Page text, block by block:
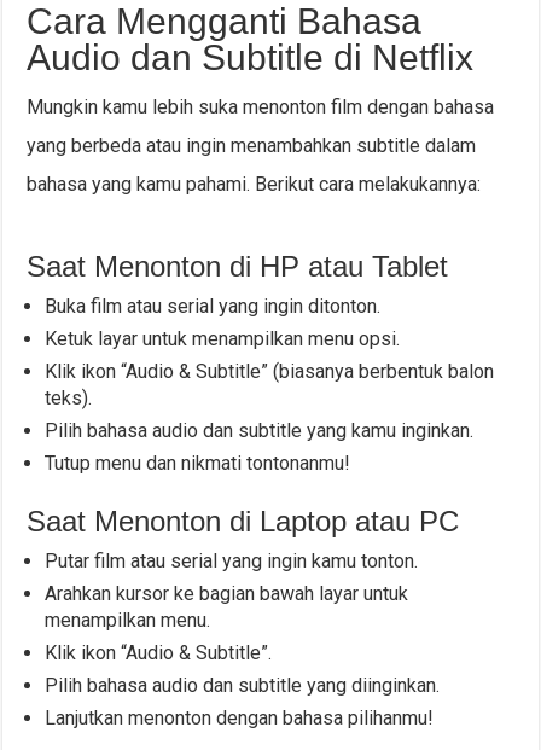
Cara Mengganti Bahasa
Audio dan Subtitle di Netflix
Mungkin kamu lebih suka menonton film dengan bahasa
yang berbeda atau ingin menambahkan subtitle dalam
bahasa yang kamu pahami. Berikut cara melakukannya:
Saat Menonton di HP atau Tablet
Buka film atau serial yang ingin ditonton.
Ketuk layar untuk menampilkan menu opsi.
Klik ikon “Audio & Subtitle” (biasanya berbentuk balon
teks).
Pilih bahasa audio dan subtitle yang kamu inginkan.
Tutup menu dan nikmati tontonanmu!
Saat Menonton di Laptop atau PC
Putar film atau serial yang ingin kamu tonton.
Arahkan kursor ke bagian bawah layar untuk
menampilkan menu.
Klik ikon “Audio & Subtitle”.
Pilih bahasa audio dan subtitle yang diinginkan.
Lanjutkan menonton dengan bahasa pilihanmu!